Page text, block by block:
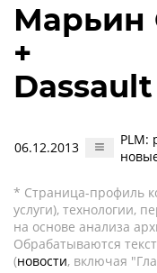
Марьин
+
06.12.2013
PLM:
* Страница-профиль
услуги), технологии,
на основе анализа
Обрабатываются
(новости, включая